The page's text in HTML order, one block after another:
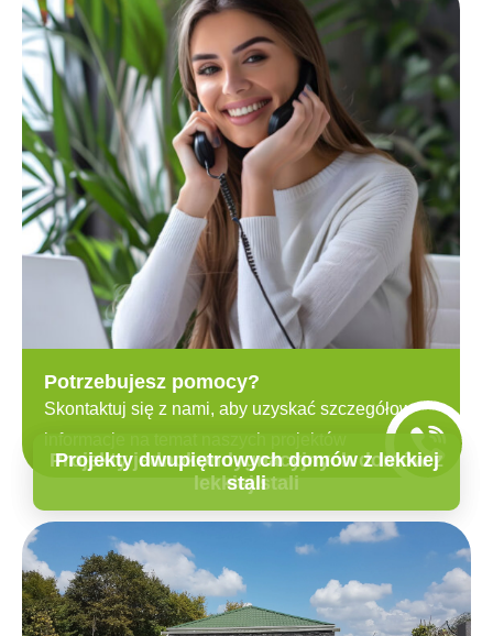
Potrzebujesz pomocy?
Skontaktuj się z nami, aby uzyskać szczegółowe
informacje na temat naszych projektów
Projekty jednokondygnacyjnych domów z
lekkiej stali
Projekty dwupiętrowych domów z lekkiej
stali